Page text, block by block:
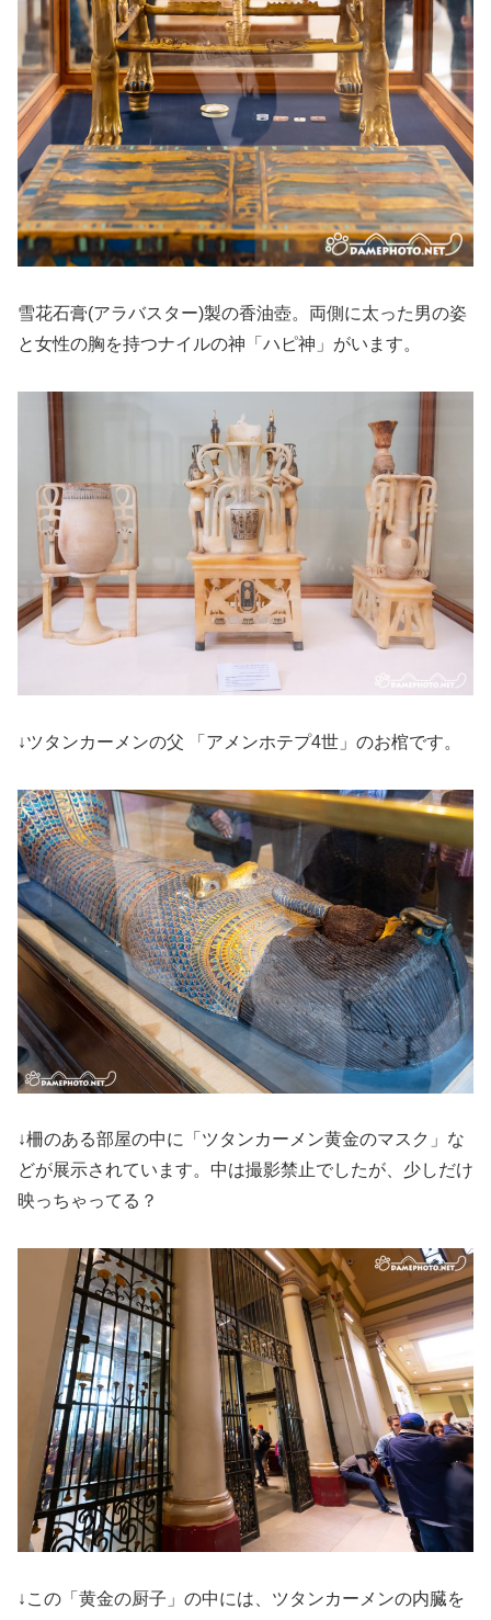
雪花石膏(アラバスター)製の香油壺。両側に太った男の姿
と女性の胸を持つナイルの神「ハピ神」がいます。
↓ツタンカーメンの父 「アメンホテプ4世」のお棺です。
↓柵のある部屋の中に「ツタンカーメン黄金のマスク」な
どが展示されています。中は撮影禁止でしたが、少しだけ
映っちゃってる？
↓この「黄金の厨子」の中には、ツタンカーメンの内臓を